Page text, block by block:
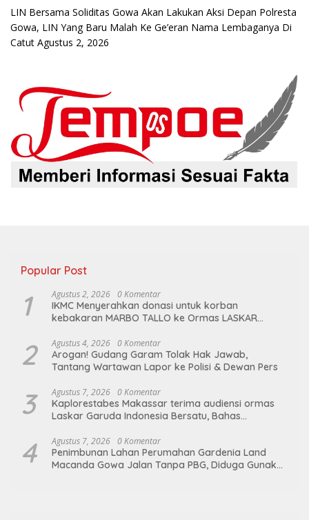
LIN Bersama Soliditas Gowa Akan Lakukan Aksi Depan Polresta
Gowa, LIN Yang Baru Malah Ke Ge’eran Nama Lembaganya Di
Catut Agustus 2, 2026
Popular Post
1 Agustus 2, 2026 0 Komentar
IKMC Menyerahkan donasi untuk korban
kebakaran MARBO TALLO ke Ormas LASKAR
2 Agustus 4, 2026 0 Komentar
Arogan! Gudang Garam Tolak Hak Jawab,
Tantang Wartawan Lapor ke Polisi & Dewan Pers
3 Agustus 7, 2026 0 Komentar
Kaplorestabes Makassar terima audiensi ormas
Laskar Garuda Indonesia Bersatu, Bahas
4 Agustus 7, 2026 0 Komentar
Penimbunan Lahan Perumahan Gardenia Land
Macanda Gowa Jalan Tanpa PBG, Diduga Gunakan